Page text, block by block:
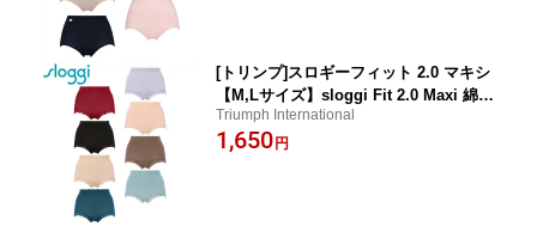
[トリンプ]スロギーフィット 2.0 マキシ
【M,Lサイズ】sloggi Fit 2.0 Maxi 綿混
コットン ショーツ レディース 下着 ハ
イウエスト お腹まで シンプル 無地 定
Triumph International
1,650円